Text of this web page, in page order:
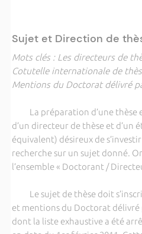
Sujet et Direction de
Mots clés : Les directeurs de
Cotutelle internationale de
Mentions du Doctorat délivré
La préparation d’une thèse
d’un directeur de thèse et d’un
équivalent) désireux de
recherche sur un sujet donné.
l’ensemble « Doctorant /
Le sujet de thèse doit
et mentions du Doctorat délivré
dont la liste exhaustive a été